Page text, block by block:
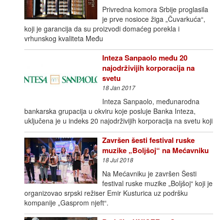
Privredna komora Srbije proglasila
je prve nosioce žiga „Čuvarkuća“,
koji je garancija da su proizvodi domaćeg porekla i
vrhunskog kvaliteta Među
Inteza Sanpaolo među 20
najodrživijih korporacija na
svetu
18 Jan 2017
Inteza Sanpaolo, međunarodna
bankarska grupacija u okviru koje posluje Banka Inteza,
uključena je u indeks 20 najodrživijih korporacija na svetu koji
Završen šesti festival ruske
muzike „Bolјšoj“ na Mećavniku
18 Jul 2018
Na Mećavniku je završen Šesti
festival ruske muzike „Bolјšoj“ koji je
organizovao srpski režiser Emir Kusturica uz podršku
kompanije „Gasprom njeft“.